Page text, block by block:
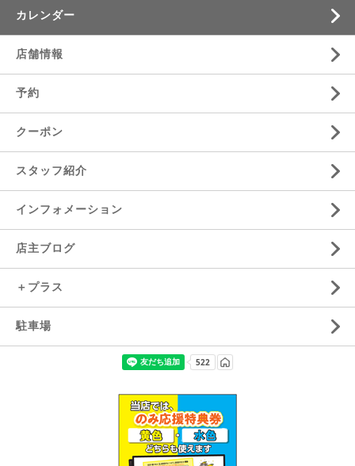
カレンダー
店舗情報
予約
クーポン
スタッフ紹介
インフォメーション
店主ブログ
＋プラス
駐車場